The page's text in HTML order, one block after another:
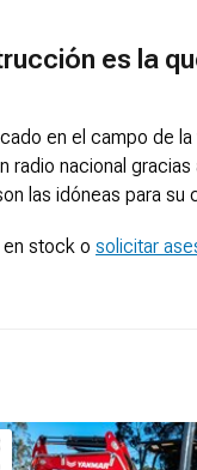
es la
en el campo de
nacional
las idóneas para
stock o solicitar